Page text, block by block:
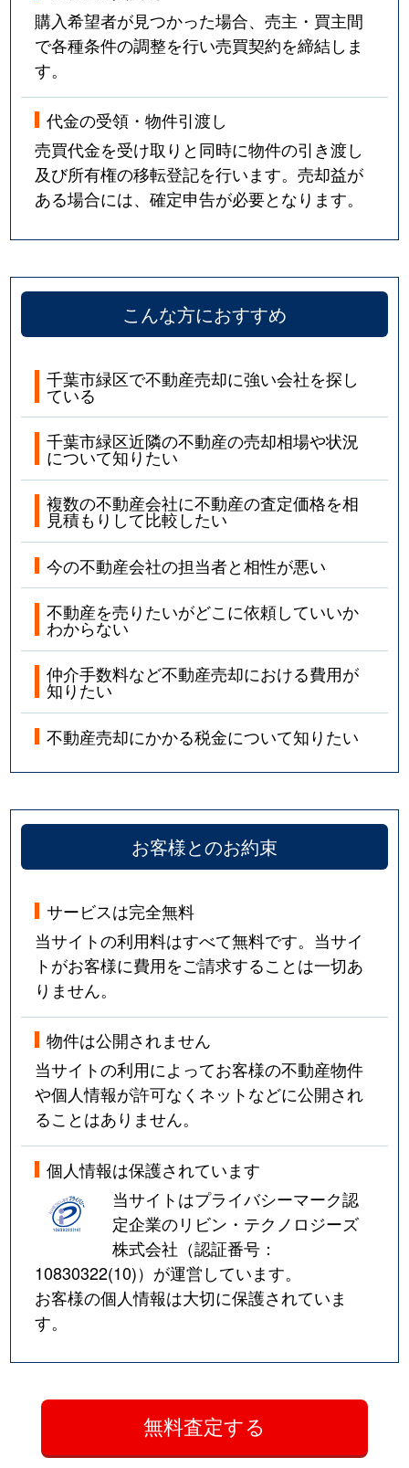
購入希望者が見つかった場合、売主・買主間
で各種条件の調整を行い売買契約を締結しま
す。
代金の受領・物件引渡し
売買代金を受け取りと同時に物件の引き渡し
及び所有権の移転登記を行います。売却益が
ある場合には、確定申告が必要となります。
こんな方におすすめ
千葉市緑区で不動産売却に強い会社を探し
ている
千葉市緑区近隣の不動産の売却相場や状況
について知りたい
複数の不動産会社に不動産の査定価格を相
見積もりして比較したい
今の不動産会社の担当者と相性が悪い
不動産を売りたいがどこに依頼していいか
わからない
仲介手数料など不動産売却における費用が
知りたい
不動産売却にかかる税金について知りたい
お客様とのお約束
サービスは完全無料
当サイトの利用料はすべて無料です。当サイ
トがお客様に費用をご請求することは一切あ
りません。
物件は公開されません
当サイトの利用によってお客様の不動産物件
や個人情報が許可なくネットなどに公開され
ることはありません。
個人情報は保護されています
当サイトはプライバシーマーク認
定企業のリビン・テクノロジーズ
株式会社（認証番号：
10830322(10)）が運営しています。
お客様の個人情報は大切に保護されていま
す。